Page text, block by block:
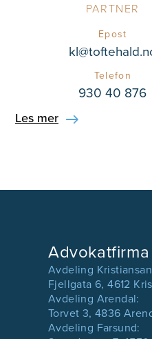
PARTNER
Epost
Telefon
930 40 876
Les mer
Avdeling
Fjellgata 6, 4612
Avdeling Arendal:
Torvet 3, 4836
Avdeling Farsund: